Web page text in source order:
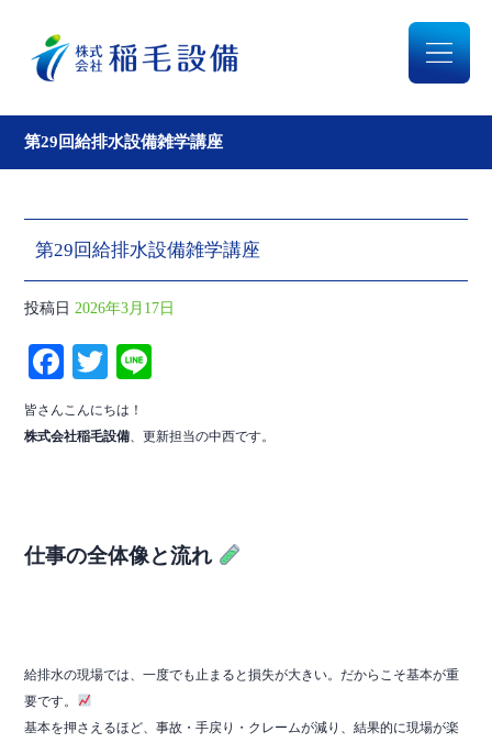
第29回給排水設備雑学講座
第29回給排水設備雑学講座
投稿日 2026年3月17日
Fa
ce
bo
T
wi
tte
皆さんこんにちは！
株式会社稲毛設備、更新担当の中西です。
仕事の全体像と流れ
給排水の現場では、一度でも止まると損失が大きい。だからこそ基本が重
要です。
基本を押さえるほど、事故・手戻り・クレームが減り、結果的に現場が楽